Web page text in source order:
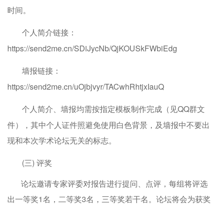
时间。
个人简介链接：
https://send2me.cn/SDiJycNb/QjKOUSkFWbiEdg
墙报链接：
https://send2me.cn/uOjbjvyr/TACwhRhtjxIauQ
个人简介、墙报均需按指定模板制作完成（见QQ群文
件），其中个人证件照避免使用白色背景，及墙报中不要出
现和本次学术论坛无关的标志。
(三) 评奖
论坛邀请专家评委对报告进行提问、点评，每组将评选
出一等奖1名，二等奖3名，三等奖若干名。论坛将会为获奖